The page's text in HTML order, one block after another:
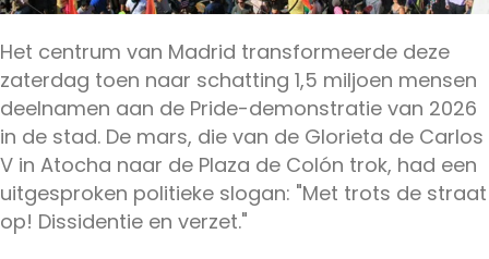
Het centrum van Madrid transformeerde deze
zaterdag toen naar schatting 1,5 miljoen mensen
deelnamen aan de Pride-demonstratie van 2026
in de stad. De mars, die van de Glorieta de Carlos
V in Atocha naar de Plaza de Colón trok, had een
uitgesproken politieke slogan: "Met trots de straat
op! Dissidentie en verzet."